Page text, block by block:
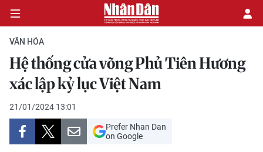
CHÍNH TRỊ
KINH TẾ
VĂN HÓA
VĂN HÓA
Hệ thống cửa võng Phủ Tiên Hương
xác lập kỷ lục Việt Nam
21/01/2024 13:01
Prefer Nhan Dan
on Google